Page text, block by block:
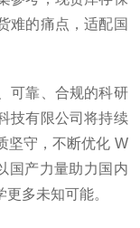
难的痛点，适配国
可靠、合规的科研
技有限公司将持续
坚守，不断优化 W
国产力量助力国内
多未知可能。